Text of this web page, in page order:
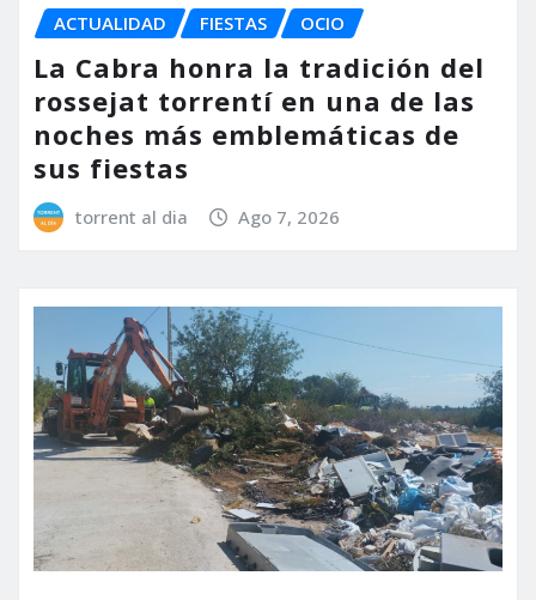
ACTUALIDAD FIESTAS OCIO
La Cabra honra la tradición del
rossejat torrentí en una de las
noches más emblemáticas de
sus fiestas
torrent al dia Ago 7, 2026